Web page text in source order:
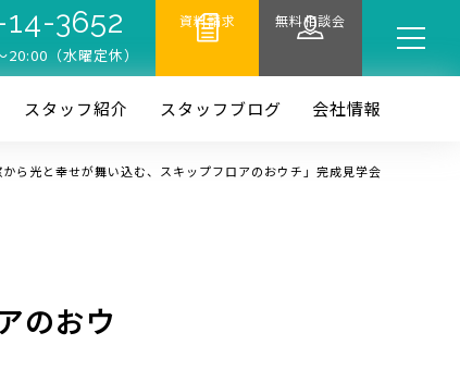
3652
（水曜定休）
資料請求 無料相談会
スタッフ紹介 スタッフブログ 会社情報
から光と幸せが舞い込む、スキップフロアのおウチ」完成見学会
のおウ